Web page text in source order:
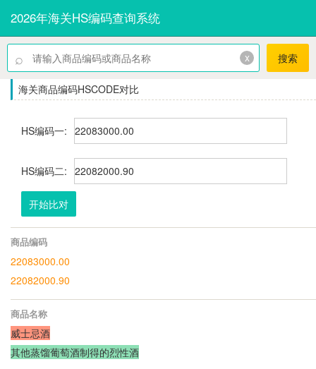
2026年海关HS编码查询系统
⌕ x 搜索
海关商品编码HSCODE对比
HS编码一:
HS编码二:
开始比对
商品编码
22083000.00
22082000.90
商品名称
威士忌酒
其他蒸馏葡萄酒制得的烈性酒